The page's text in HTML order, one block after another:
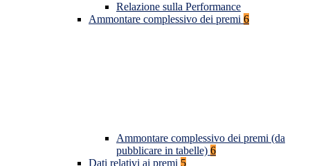
Relazione sulla Performance
Ammontare complessivo dei premi 6
Ammontare complessivo dei premi (da
pubblicare in tabelle) 6
Dati relativi ai premi 5